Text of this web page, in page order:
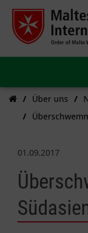
Über uns
01.09.2017